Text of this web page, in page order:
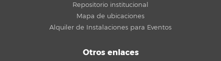
Repositorio institucional
Mapa de ubicaciones
Alquiler de Instalaciones para Eventos
Otros enlaces